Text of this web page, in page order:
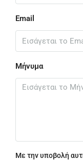
Email
Μήνυμα
Με την υποβολή